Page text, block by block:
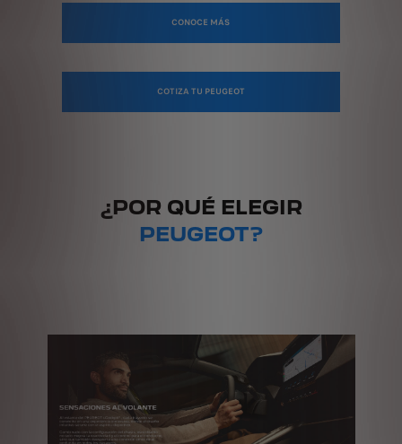
CONOCE MÁS
COTIZA TU PEUGEOT
¿POR QUÉ ELEGIR
PEUGEOT?